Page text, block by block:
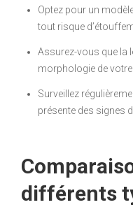
Optez pour un
tout risque
Assurez-vous que la
morphologie de votre
Surveillez
présente des signes
différents